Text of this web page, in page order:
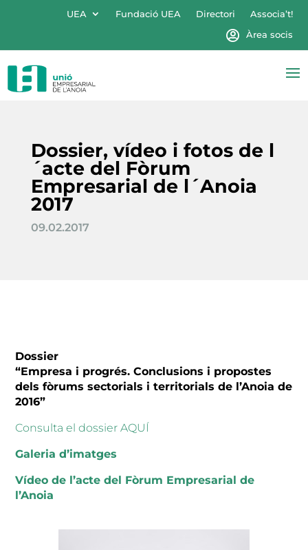
UEA Fundació UEA Directori
Associa’t!
Àrea socis
Dossier, vídeo i fotos de l
´acte del Fòrum
Empresarial de l´Anoia
2017
09.02.2017
Dossier
“Empresa i progrés. Conclusions i propostes
dels fòrums sectorials i territorials de l’Anoia de
2016”
Consulta el dossier AQUÍ
Galeria d’imatges
Vídeo de l’acte del Fòrum Empresarial de
l’Anoia